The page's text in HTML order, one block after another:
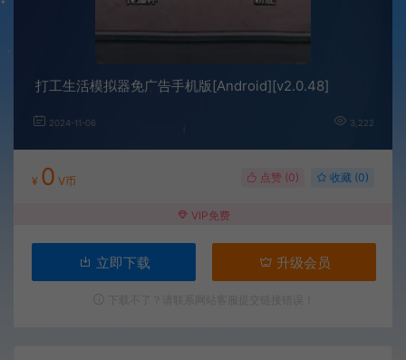
打工生活模拟器免广告手机版[Android][v2.0.48]
2024-11-06 3,222
¥ 0 V币 点赞 (0) 收藏 (0)
VIP免费
立即下载 升级会员